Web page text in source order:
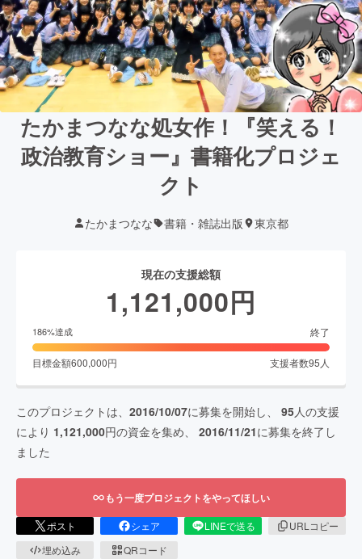
たかまつなな処女作！『笑える！
政治教育ショー』書籍化プロジェ
クト
たかまつなな 書籍・雑誌出版 東京都
現在の支援総額
1,121,000円
186%達成 終了
目標金額600,000円 支援者数95 人
このプロジェクトは、 2016/10/07に募集を開始し、 95人の支援
により 1,121,000円の資金を集め、 2016/11/21に募集を終了し
ました
もう一度プロジェクトをやってほしい
ポスト シェア LINEで送る
URLコピー
埋め込み
QRコード